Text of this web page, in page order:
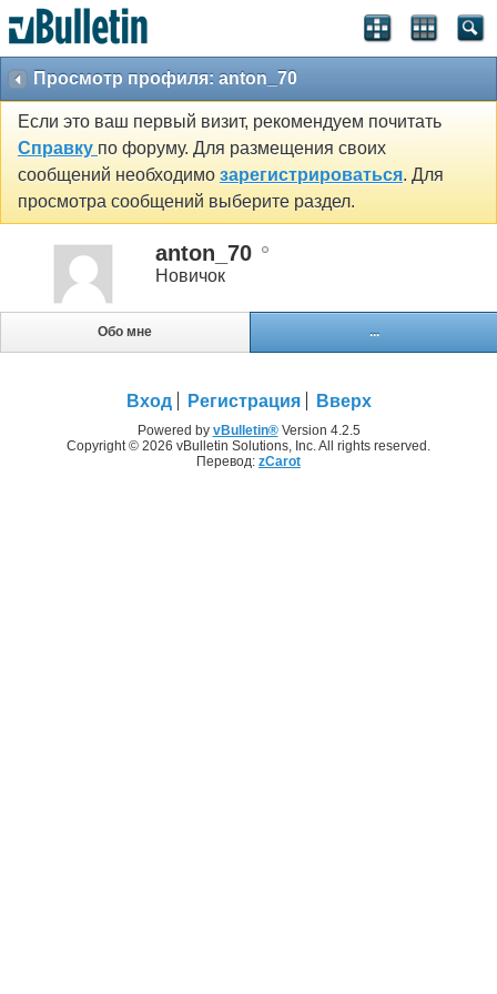
Просмотр профиля: anton_70
Если это ваш первый визит, рекомендуем почитать
Справку по форуму. Для размещения своих
сообщений необходимо зарегистрироваться. Для
просмотра сообщений выберите раздел.
anton_70
Новичок
Обо мне ...
Вход Регистрация Вверх
Powered by vBulletin®Version 4.2.5
Copyright © 2026 vBulletin Solutions, Inc. All rights reserved.
Перевод: zCarot